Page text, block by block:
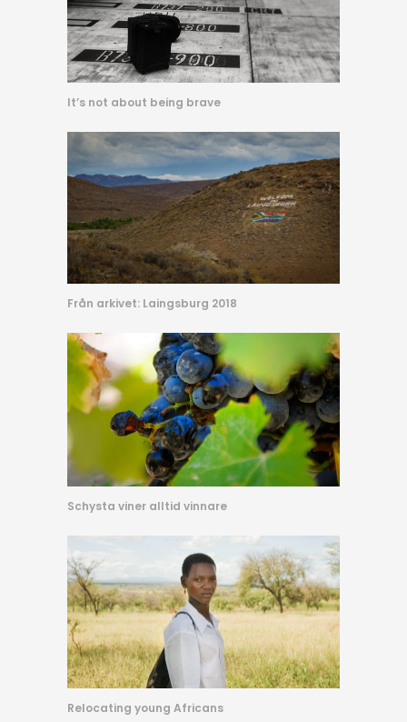
It’s not about being brave
Från arkivet: Laingsburg 2018
Schysta viner alltid vinnare
Relocating young Africans